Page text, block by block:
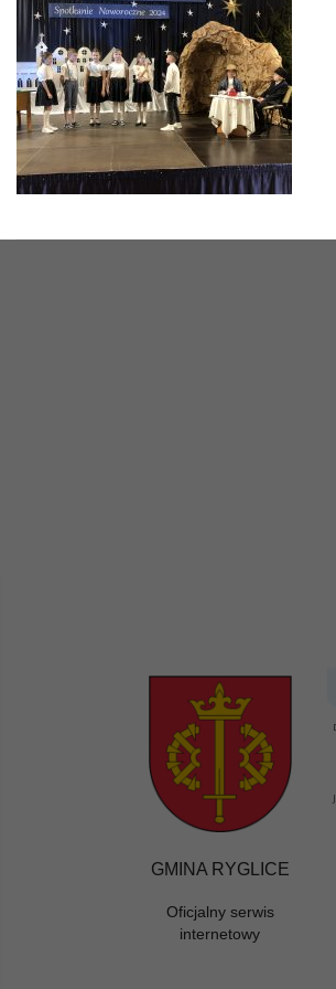
GMINA RYGLICE
Oficjalny serwis
internetowy